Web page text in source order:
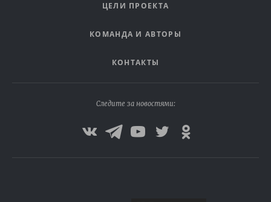
ЦЕЛИ ПРОЕКТА
КОМАНДА И АВТОРЫ
КОНТАКТЫ
Следите за новостями: